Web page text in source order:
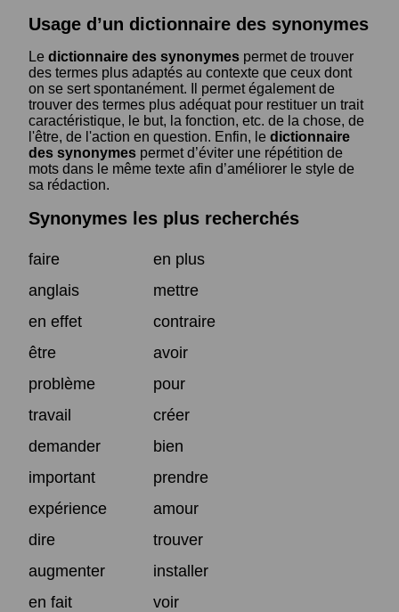
Usage d’un dictionnaire des synonymes
Le dictionnaire des synonymes permet de trouver
des termes plus adaptés au contexte que ceux dont
on se sert spontanément. Il permet également de
trouver des termes plus adéquat pour restituer un trait
caractéristique, le but, la fonction, etc. de la chose, de
l'être, de l'action en question. Enfin, le dictionnaire
des synonymes permet d’éviter une répétition de
mots dans le même texte afin d’améliorer le style de
sa rédaction.
Synonymes les plus recherchés
faire
en plus
anglais
mettre
en effet
contraire
être
avoir
problème
pour
travail
créer
demander
bien
important
prendre
expérience
amour
dire
trouver
augmenter
installer
en fait
voir